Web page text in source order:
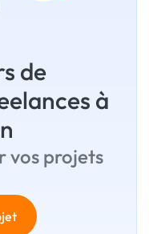
de
à
vos projets